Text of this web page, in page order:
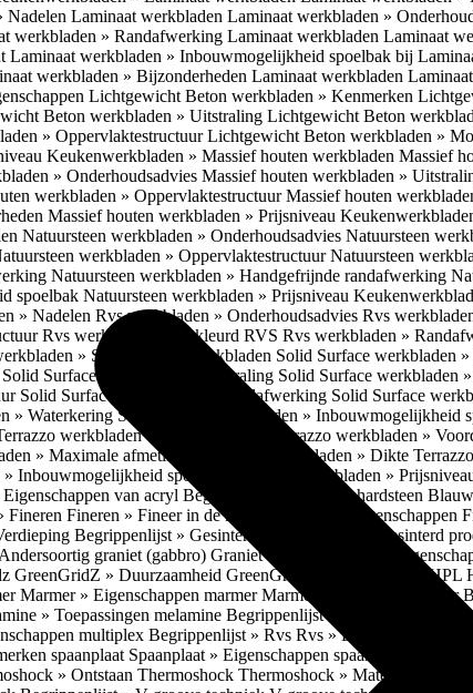
Nadelen Laminaat werkbladen Laminaat werkbladen »
werkbladen » Randafwerking Laminaat werkbladen Laminaat
Laminaat werkbladen » Inbouwmogelijkheid spoelbak bij
werkbladen » Bijzonderheden Laminaat werkbladen
Lichtgewicht Beton werkbladen » Kenmerken
Beton werkbladen » Uitstraling Lichtgewicht Beton
» OppervlaktestructuurLichtgewicht Beton werkbladen »
Keukenwerkbladen » Massief houten werkbladen Massief
» Onderhoudsadvies Massief houten werkbladen »
werkbladen » OppervlaktestructuurMassief houten
Massief houten werkbladen » Prijsniveau
Natuursteen werkbladen » Onderhoudsadvies Natuursteen
werkbladen » OppervlaktestructuurNatuursteen
Natuursteen werkbladen » Handgefrijnde randafwerking
spoelbak Natuursteen werkbladen » Prijsniveau
» Nadelen Rvs werkbladen » Onderhoudsadvies Rvs
Rvs werkbladen » Gekleurd RVS Rvs werkbladen »
» Solid Surface werkbladen Solid Surface werkbladen »
Solid Surface werkbladen » Uitstraling Solid Surface werkbladen
Solid Surface werkbladen » Randafwerking Solid Surface
» WaterkeringSolid Surface werkbladen » Inbouwmogelijkheid
werkbladen » Eigenschappen Terrazzo werkbladen »
» Maximale afmetingen Terrazzo werkbladen » Dikte
Inbouwmogelijkheid spoelbak Terrazzo werkbladen »
van acryl Begrippenlijst » Blauwe hardsteen
Fineren Fineren » Fineer in de keuken Fineren » Eigenschappen
Begrippenlijst » Gesinterd productieproces Gesinterd
graniet (gabbro) Graniet » Gneis Graniet »
GreenGridZ » Duurzaamheid GreenGridz Begrippenlijst » HPL
Marmer » Eigenschappen marmerMarmer » Productie marmer
» Toepassingen melamine Begrippenlijst » Multiplex
multiplex Begrippenlijst » Rvs Rvs » Eigenschappen
spaanplaat Spaanplaat » Eigenschappen spaanplaat
» Ontstaan Thermoshock Thermoshock » Materialen &